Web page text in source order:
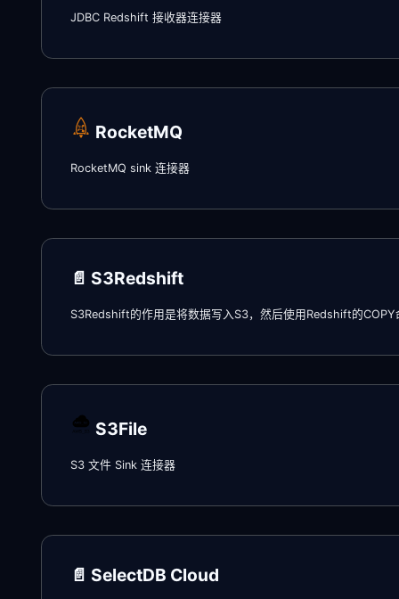
JDBC Redshift 接收器连接器
RocketMQ
RocketMQ sink 连接器
📄️ S3Redshift
S3Redshift的作用是将数据写入S3，然后使用Redshift的
S3File
S3 文件 Sink 连接器
📄️ SelectDB Cloud